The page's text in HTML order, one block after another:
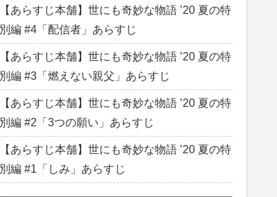
【あらすじ本舗】世にも奇妙な物語 ’20 夏の特
別編 #4「配信者」あらすじ
【あらすじ本舗】世にも奇妙な物語 ’20 夏の特
別編 #3「燃えない親父」あらすじ
【あらすじ本舗】世にも奇妙な物語 ’20 夏の特
別編 #2「3つの願い」あらすじ
【あらすじ本舗】世にも奇妙な物語 ’20 夏の特
別編 #1「しみ」あらすじ